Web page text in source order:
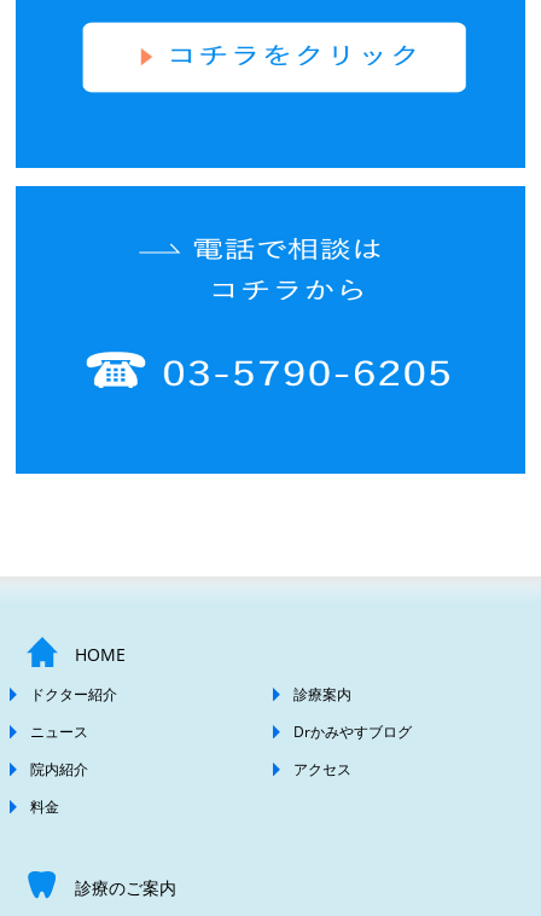
HOME
ドクター紹介
診療案内
ニュース
Drかみやすブログ
院内紹介
アクセス
料金
診療のご案内